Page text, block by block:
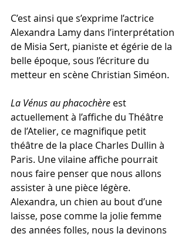
C’est ainsi que s’exprime l’actrice
Alexandra Lamy dans l’interprétation
de Misia Sert, pianiste et égérie de la
belle époque, sous l’écriture du
metteur en scène Christian Siméon.
La Vénus au phacochère est
actuellement à l’affiche du Théâtre
de l’Atelier, ce magnifique petit
théâtre de la place Charles Dullin à
Paris. Une vilaine affiche pourrait
nous faire penser que nous allons
assister à une pièce légère.
Alexandra, un chien au bout d’une
laisse, pose comme la jolie femme
des années folles, nous la devinons